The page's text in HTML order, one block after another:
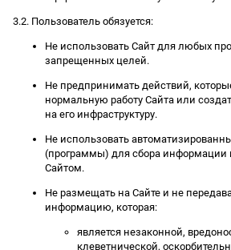
3.2. Пользователь обязуется:
Не использовать Сайт для любых
запрещенных целей.
Не предпринимать действий,
нормальную работу Сайта или
на его инфраструктуру.
Не использовать
(программы) для сбора информации
Сайтом.
Не размещать на Сайте и не
информацию, которая:
является незаконной,
клеветнической,